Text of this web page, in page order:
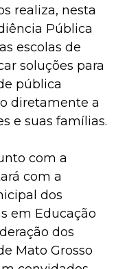
realiza, nesta
Pública
escolas de
soluções para
pública
diretamente a
e suas famílias.
com a
com a
dos
em Educação
dos
Mato Grosso